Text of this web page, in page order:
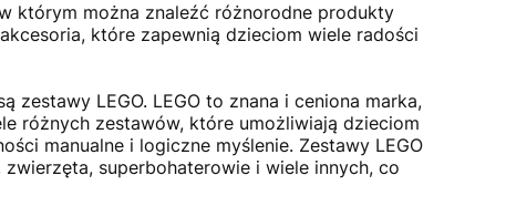
którym można znaleźć różnorodne produkty
które zapewnią dzieciom wiele radości
LEGO. LEGO to znana i ceniona marka,
różnych zestawów, które umożliwiają dzieciom
manualne i logiczne myślenie. Zestawy LEGO
superbohaterowie i wiele innych, co